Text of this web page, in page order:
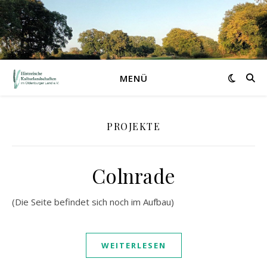
MENÜ
PROJEKTE
Colnrade
(Die Seite befindet sich noch im Aufbau)
WEITERLESEN